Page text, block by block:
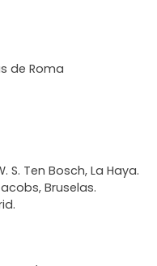
de Roma
Ten Bosch, La Haya.
Bruselas.